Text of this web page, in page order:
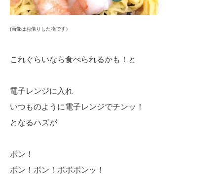
(画像はお借りした物です）
これぐらいなら食べられるかも！と
電子レンジに入れ
いつものように電子レンジでチンッ！
となるハズが
ボン！
ボン！ボン！ボボボンッ！